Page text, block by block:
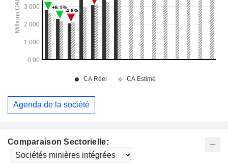
Comparaison Sectorielle:
Agenda de la société